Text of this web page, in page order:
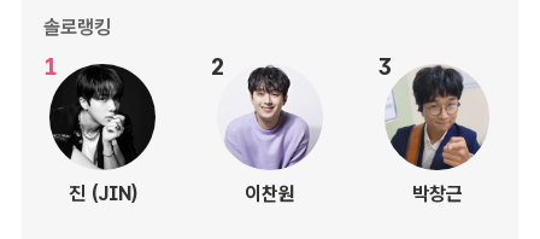
솔로랭킹
1
진 (JIN)
2
이찬원
3
박창근